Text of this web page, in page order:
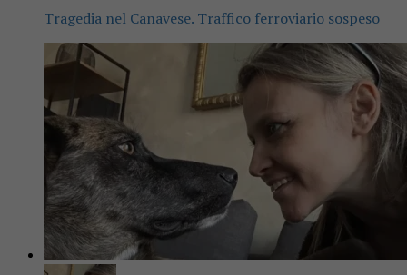
Tragedia nel Canavese. Traffico ferroviario sospeso